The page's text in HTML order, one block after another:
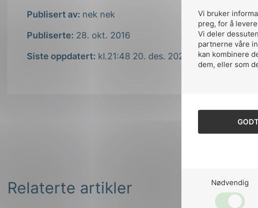
Vi bruker
preg, for å
Vi deler
partnerne våre
kan kombinere
dem, eller som
Nødvendig
Publisert av: nek nek
Publiserte: 28. okt. 2016
Siste oppdatert: kl.21:48 20. des. 2021
Relaterte artikler